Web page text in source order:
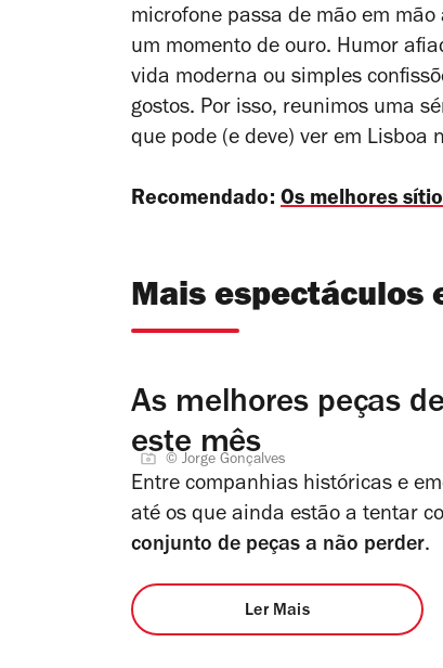
microfone passa de mão em
um momento de ouro. Humor
vida moderna ou simples
gostos. Por isso, reunimos uma
que pode (e deve) ver em Lisboa
Recomendado: Os melhores
Mais espectáculos
As melhores peças
este mês
© Jorge Gonçalves
Entre companhias históricas e
até os que ainda estão a tentar
conjunto de peças a não perder.
Ler Mais